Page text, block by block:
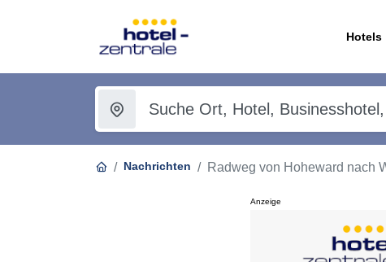
Hotels
Nachrichten Radweg von Hoheward nach
Anzeige